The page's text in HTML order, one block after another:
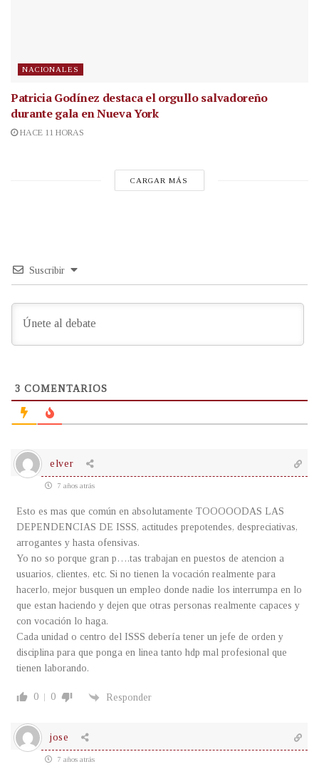
NACIONALES
Patricia Godínez destaca el orgullo salvadoreño
durante gala en Nueva York
HACE 11 HORAS
CARGAR MÁS
Suscribir
3 COMENTARIOS
elver
7 años atrás
Esto es mas que común en absolutamente TOOOOODAS LAS
DEPENDENCIAS DE ISSS, actitudes prepotendes, despreciativas,
arrogantes y hasta ofensivas.
Yo no so porque gran p….tas trabajan en puestos de atencion a
usuarios, clientes, etc. Si no tienen la vocación realmente para
hacerlo, mejor busquen un empleo donde nadie los interrumpa en lo
que estan haciendo y dejen que otras personas realmente capaces y
con vocación lo haga.
Cada unidad o centro del ISSS debería tener un jefe de orden y
disciplina para que ponga en linea tanto hdp mal profesional que
tienen laborando.
0 0 Responder
jose
7 años atrás